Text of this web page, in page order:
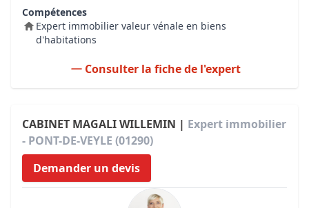
Compétences
Expert immobilier valeur vénale en biens
d'habitations
Consulter la fiche de l'expert
CABINET MAGALI WILLEMIN | Expert immobilier
- PONT-DE-VEYLE (01290)
Demander un devis